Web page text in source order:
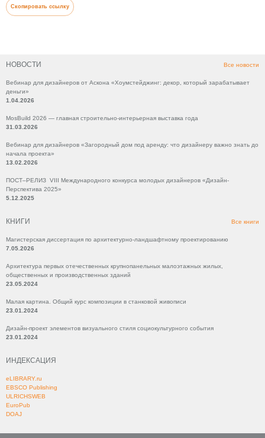
НОВОСТИ Все новости
Вебинар для дизайнеров от Аскона «Хоумстейджинг: декор, который зарабатывает
деньги»
1.04.2026
MosBuild 2026 — главная строительно-интерьерная выставка года
31.03.2026
Вебинар для дизайнеров «Загородный дом под аренду: что дизайнеру важно знать до
начала проекта»
13.02.2026
ПОСТ–РЕЛИЗ VIII Международного конкурса молодых дизайнеров «Дизайн-
Перспектива 2025»
5.12.2025
КНИГИ Все книги
Магистерская диссертация по архитектурно-ландшафтному проектированию
7.05.2026
Архитектура первых отечественных крупнопанельных малоэтажных жилых,
общественных и производственных зданий
23.05.2024
Малая картина. Общий курс композиции в станковой живописи
23.01.2024
Дизайн-проект элементов визуального стиля социокультурного события
23.01.2024
ИНДЕКСАЦИЯ
eLIBRARY.ru
EBSCO Publishing
ULRICHSWEB
EuroPub
DOAJ
Скопировать ссылку